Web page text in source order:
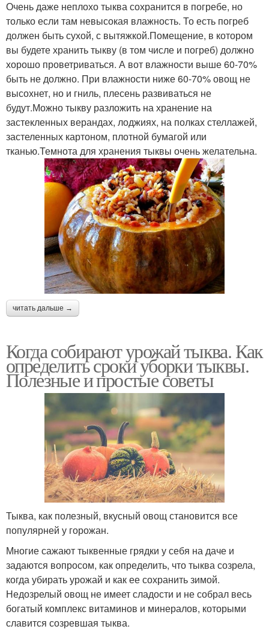
Очень даже неплохо тыква сохранится в погребе, но
только если там невысокая влажность. То есть погреб
должен быть сухой, с вытяжкой.Помещение, в котором
вы будете хранить тыкву (в том числе и погреб) должно
хорошо проветриваться. А вот влажности выше 60-70%
быть не должно. При влажности ниже 60-70% овощ не
высохнет, но и гниль, плесень развиваться не
будут.Можно тыкву разложить на хранение на
застекленных верандах, лоджиях, на полках стеллажей,
застеленных картоном, плотной бумагой или
тканью.Темнота для хранения тыквы очень желательна.
читать дальше →
Когда собирают урожай тыква. Как
определить сроки уборки тыквы.
Полезные и простые советы
Тыква, как полезный, вкусный овощ становится все
популярней у горожан.
Многие сажают тыквенные грядки у себя на даче и
задаются вопросом, как определить, что тыква созрела,
когда убирать урожай и как ее сохранить зимой.
Недозрелый овощ не имеет сладости и не собрал весь
богатый комплекс витаминов и минералов, которыми
славится созревшая тыква.